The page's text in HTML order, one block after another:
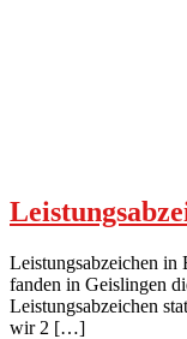
Leistungsabzeichen in
fanden in Geislingen
Leistungsabzeichen
wir 2 […]